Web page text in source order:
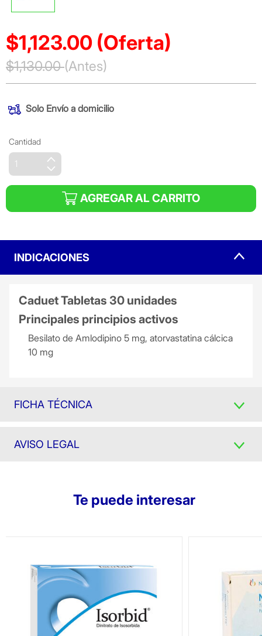
$1,123.00 (Oferta)
Precio reducido de
$1,130.00(Antes)
SoloEnvío a domicilio
Cantidad
AGREGAR AL CARRITO
INDICACIONES
Caduet Tabletas 30 unidades
Principales principios activos
Besilato de Amlodipino 5 mg, atorvastatina cálcica
10 mg
FICHA TÉCNICA
AVISO LEGAL
Te puede interesar